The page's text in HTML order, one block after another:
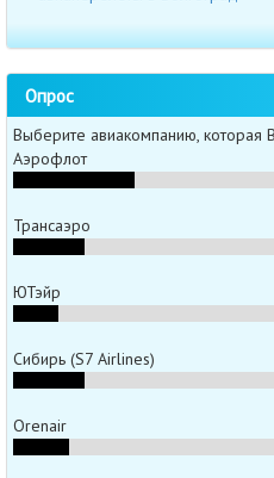
Опрос
Выберите авиакомпанию, которая
Аэрофлот
Трансаэро
ЮТэйр
Сибирь (S7 Airlines)
Orenair